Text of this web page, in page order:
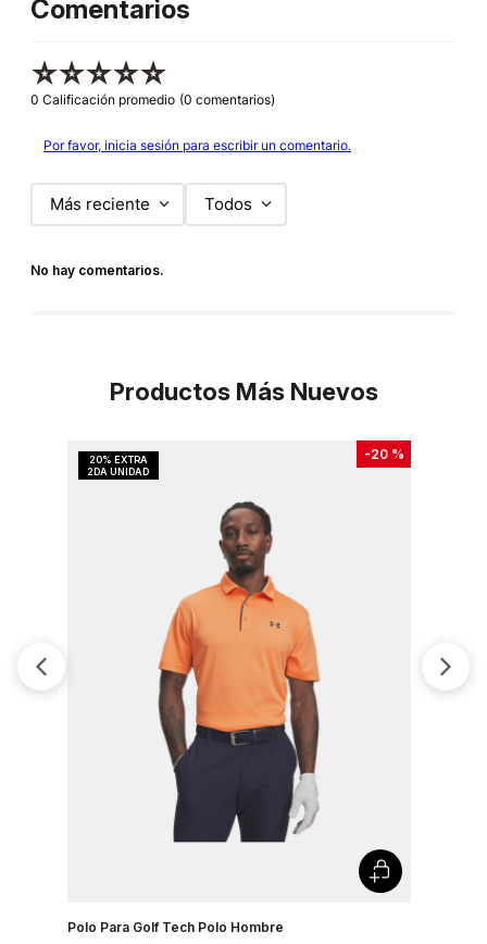
Comentarios
☆☆☆☆☆
0 Calificación promedio (0 comentarios)
Por favor, inicia sesión para escribir un comentario.
Más reciente Todos
No hay comentarios.
Productos Más Nuevos
-20 %
Polo Para Golf Tech Polo Hombre